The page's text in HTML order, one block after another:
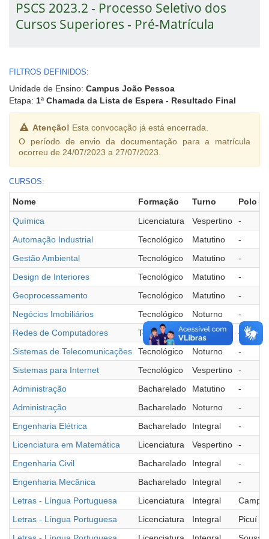
PSCS 2023.2 - Processo Seletivo dos
Cursos Superiores - Pré-Matrícula
FILTROS DEFINIDOS:
Unidade de Ensino: Campus João Pessoa
Etapa: 1ª Chamada da Lista de Espera - Resultado Final
Atenção! Esta convocação já está encerrada.
O período de envio da documentação para a matrícula
ocorreu de 24/07/2023 a 27/07/2023.
CURSOS:
Nome Formação Turno
Polo
Química
Licenciatura Vespertino
-
Automação Industrial
Tecnológico Matutino
-
Gestão Ambiental
Tecnológico Matutino
-
Design de Interiores
Tecnológico Matutino
-
Geoprocessamento
Tecnológico Matutino
-
Negócios Imobiliários
Tecnológico Noturno
-
Redes de Computadores
Tecnológico Matutino
-
Sistemas de Telecomunicações
Tecnológico Noturno
-
Sistemas para Internet
Tecnológico Vespertino
-
Administração
Bacharelado Matutino
-
Administração
Bacharelado Noturno
-
Engenharia Elétrica
Bacharelado Integral
-
Licenciatura em Matemática
Licenciatura Vespertino
-
Engenharia Civil
Bacharelado Integral
-
Engenharia Mecânica
Bacharelado Integral
-
Letras - Língua Portuguesa
Licenciatura Integral
Letras - Língua Portuguesa
Licenciatura Integral
Picuí